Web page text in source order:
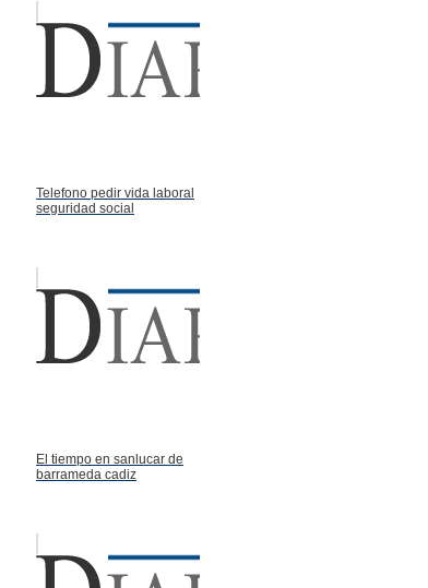
Telefono pedir vida laboral
seguridad social
El tiempo en sanlucar de
barrameda cadiz